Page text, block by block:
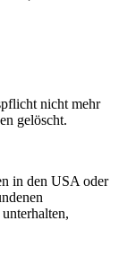
nicht mehr
gelöscht.
in den USA oder